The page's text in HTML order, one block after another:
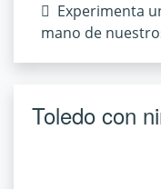
Experimenta
mano de
Toledo con